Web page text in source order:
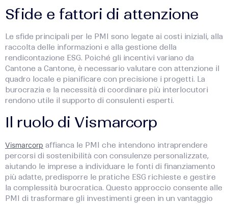
Sfide e fattori di attenzione
Le sfide principali per le PMI sono legate ai costi iniziali, alla
raccolta delle informazioni e alla gestione della
rendicontazione ESG. Poiché gli incentivi variano da
Cantone a Cantone, è necessario valutare con attenzione il
quadro locale e pianificare con precisione i progetti. La
burocrazia e la necessità di coordinare più interlocutori
rendono utile il supporto di consulenti esperti.
Il ruolo di Vismarcorp
Vismarcorp affianca le PMI che intendono intraprendere
percorsi di sostenibilità con consulenze personalizzate,
aiutando le imprese a individuare le fonti di finanziamento
più adatte, predisporre le pratiche ESG richieste e gestire
la complessità burocratica. Questo approccio consente alle
PMI di trasformare gli investimenti green in un vantaggio